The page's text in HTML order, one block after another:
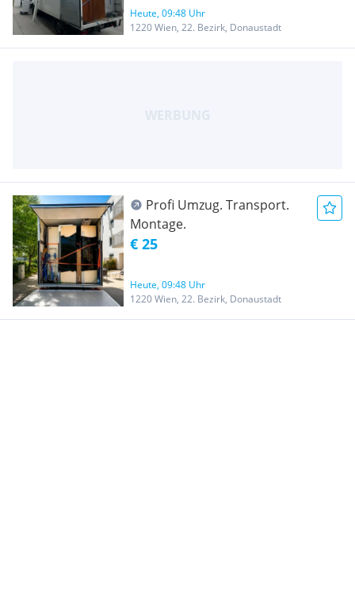
Heute, 09:48 Uhr
1220 Wien, 22. Bezirk, Donaustadt
Profi Umzug. Transport.
Montage.
€ 25
Heute, 09:48 Uhr
1220 Wien, 22. Bezirk, Donaustadt